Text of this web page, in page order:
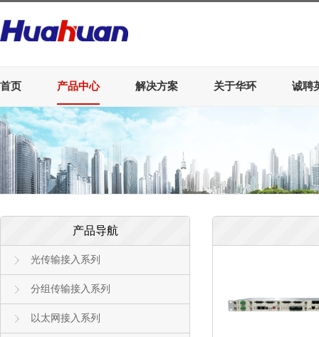
首页 产品中心 解决方案 关于华环 诚聘
产品导航
光传输接入系列
分组传输接入系列
以太网接入系列